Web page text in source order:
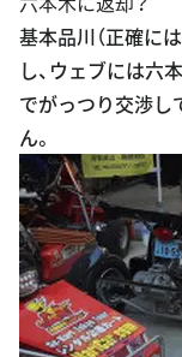
基本品川（正確に
し、ウェブには六
でがっつり交渉し
ん。